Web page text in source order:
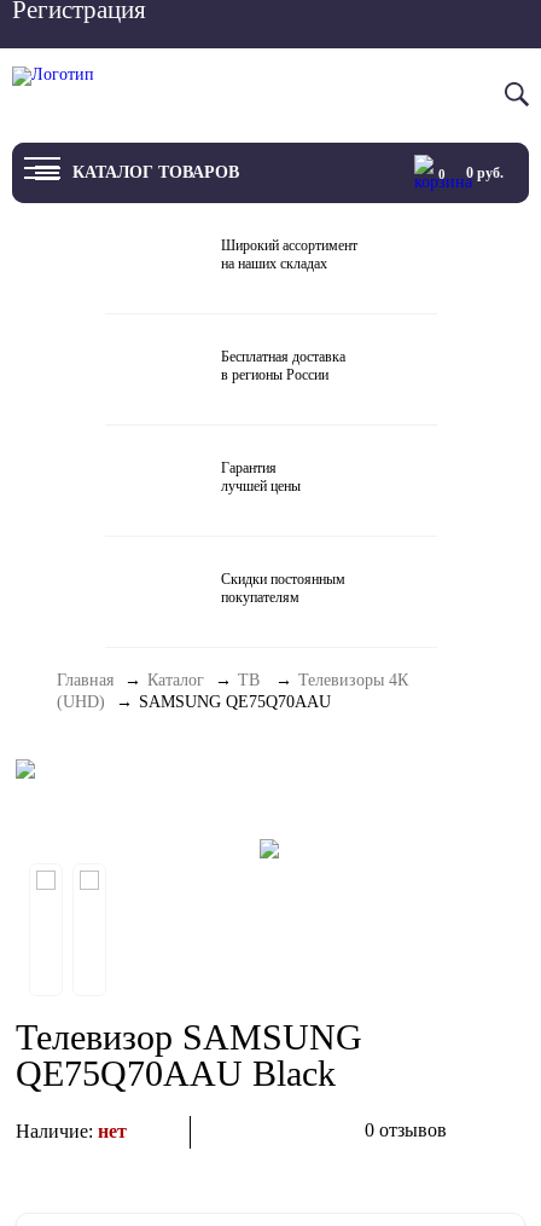
Регистрация
Вход
КАТАЛОГ ТОВАРОВ
Виниловые проигрыватели
Домашние кинотеатры
Портативный Hi-Fi
0 0руб.
Широкий ассортимент
на наших складах
Бесплатная доставка
в регионы России
Гарантия
лучшей цены
Скидки постоянным
покупателям
Главная Каталог ТВ
Телевизоры 4К
(UHD)
SAMSUNG QE75Q70AAU
Телевизор SAMSUNG
QE75Q70AAU Black
Наличие:нет 0 отзывов